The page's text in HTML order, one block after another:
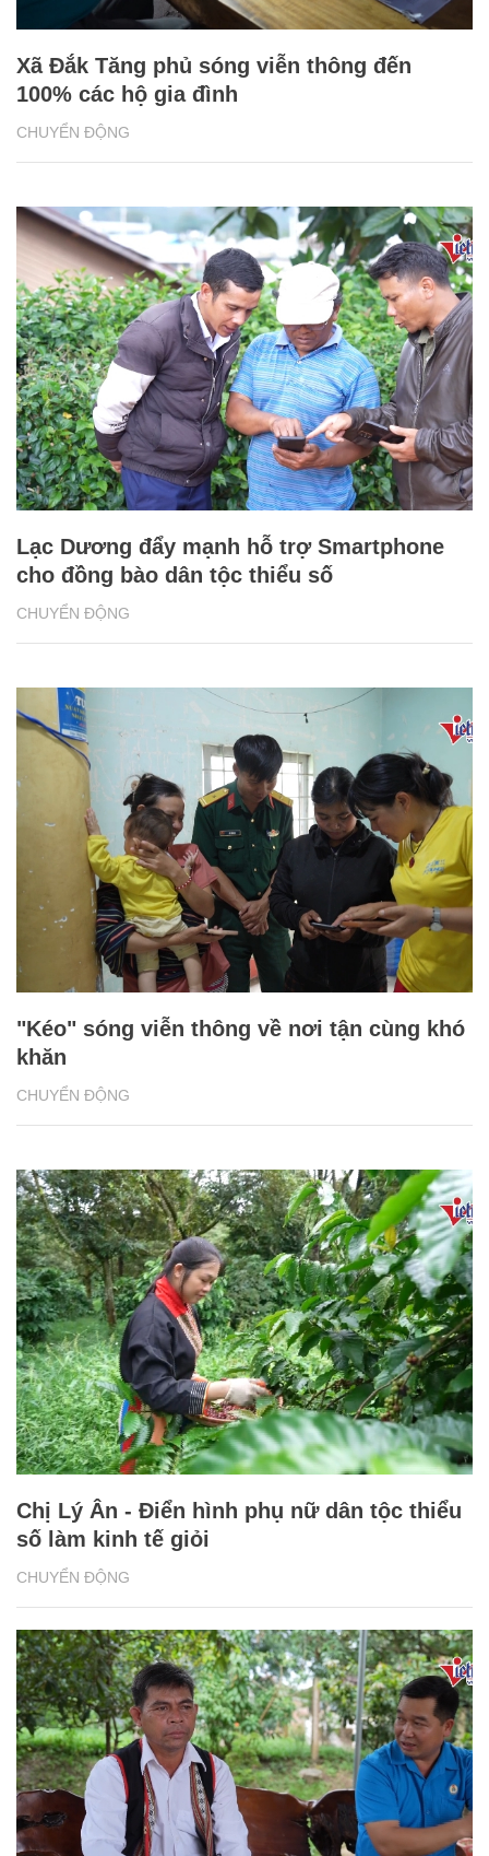
CHUYỂN ĐỘNG
Xã Đắk Tăng phủ sóng viễn thông đến
100% các hộ gia đình
CHUYỂN ĐỘNG
Lạc Dương đẩy mạnh hỗ trợ Smartphone
cho đồng bào dân tộc thiểu số
CHUYỂN ĐỘNG
"Kéo" sóng viễn thông về nơi tận cùng khó
khăn
CHUYỂN ĐỘNG
Chị Lý Ân - Điển hình phụ nữ dân tộc thiểu
số làm kinh tế giỏi